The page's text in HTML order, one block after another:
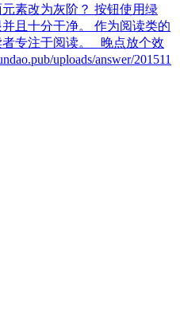
素改为灰阶？ 按钮使用绿
且十分干净。 作为阅读类的
者专注于阅读。 晚点放个效
uploads/answer/201511